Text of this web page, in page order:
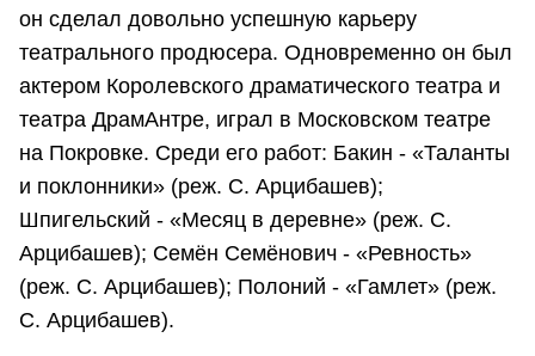
он сделал довольно успешную карьеру
театрального продюсера. Одновременно он был
актером Королевского драматического театра и
театра ДрамАнтре, играл в Московском театре
на Покровке. Среди его работ: Бакин - «Таланты
и поклонники» (реж. С. Арцибашев);
Шпигельский - «Месяц в деревне» (реж. С.
Арцибашев); Семён Семёнович - «Ревность»
(реж. С. Арцибашев); Полоний - «Гамлет» (реж.
С. Арцибашев).